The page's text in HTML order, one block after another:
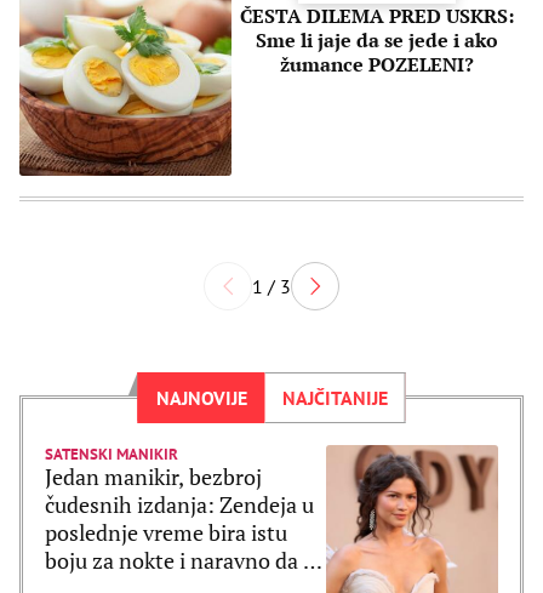
ČESTA DILEMA PRED USKRS:
Sme li jaje da se jede i ako
žumance POZELENI?
1 / 3
NAJNOVIJE NAJČITANIJE
SATENSKI MANIKIR
Jedan manikir, bezbroj
čudesnih izdanja: Zendeja u
poslednje vreme bira istu
boju za nokte i naravno da je